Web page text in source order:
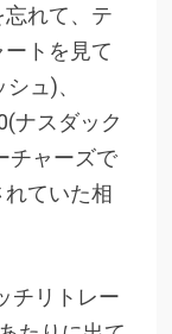
れて、テ
トを見て
ュ)、
ナスダック
チャーズで
ていた相
チリトレー